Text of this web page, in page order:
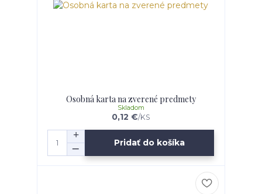
Osobná karta na zverené predmety
0,12 €/KS
Skladom
Pridať do košíka